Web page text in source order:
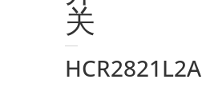
关
HCR2821L2A